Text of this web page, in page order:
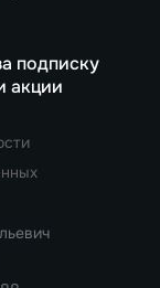
подписку
акции